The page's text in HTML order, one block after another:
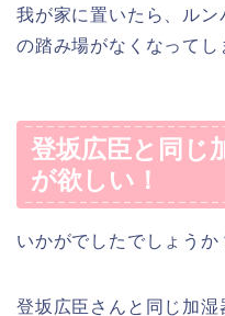
我が家に置いたら、ル
の踏み場がなくなってし
登坂広臣と同じ
が欲しい！
いかがでしたでしょうか
登坂広臣さんと同じ加